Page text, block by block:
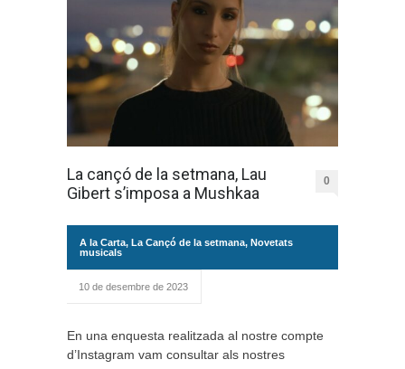
La cançó de la setmana, Lau
Gibert s’imposa a Mushkaa
0
A la Carta, La Cançó de la setmana, Novetats
musicals
10 de desembre de 2023
En una enquesta realitzada al nostre compte
d’Instagram vam consultar als nostres